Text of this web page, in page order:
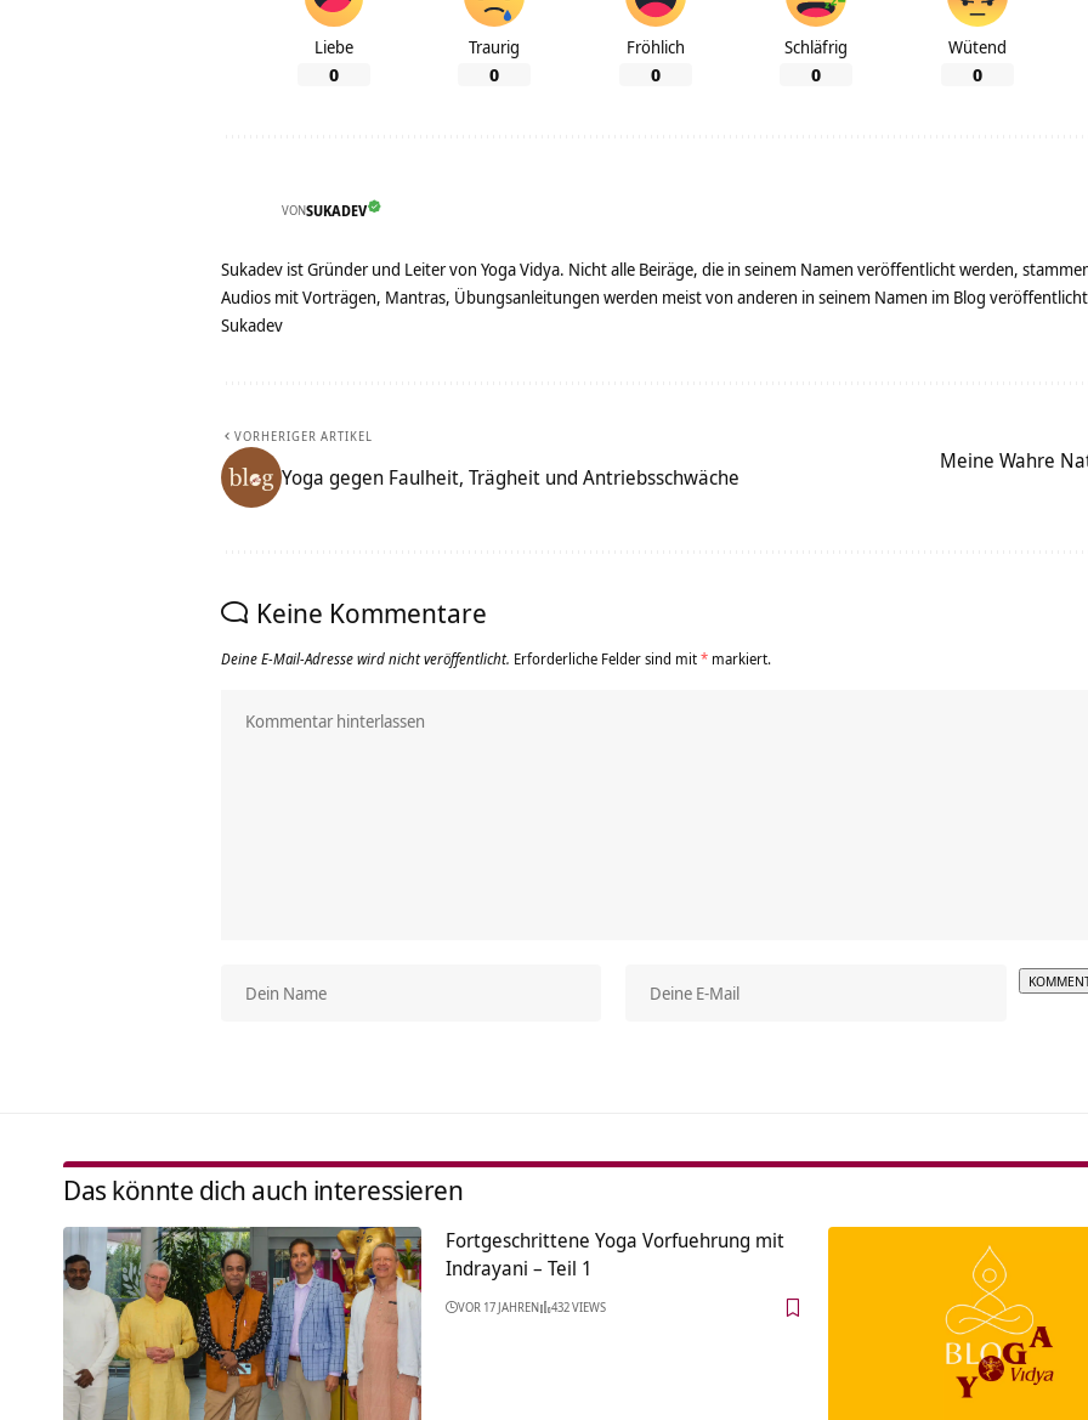
Liebe
0
Traurig
0
Fröhlich
0
Schläfrig
0
Wütend
0
VONSUKADEV
Sukadev ist Gründer und Leiter von Yoga Vidya. Nicht alle Beiräge, die in seinem Namen veröffentlicht werden,
Audios mit Vorträgen, Mantras, Übungsanleitungen werden meist von anderen in seinem Namen im Blog
Sukadev
VORHERIGER ARTIKEL
Yoga gegen Faulheit, Trägheit und Antriebsschwäche
Meine Wahre
Keine Kommentare
Deine E-Mail-Adresse wird nicht veröffentlicht. Erforderliche Felder sind mit* markiert.
Das könnte dich auch interessieren
Fortgeschrittene Yoga Vorfuehrung mit
Indrayani – Teil 1
VOR 17 JAHREN 432 VIEWS